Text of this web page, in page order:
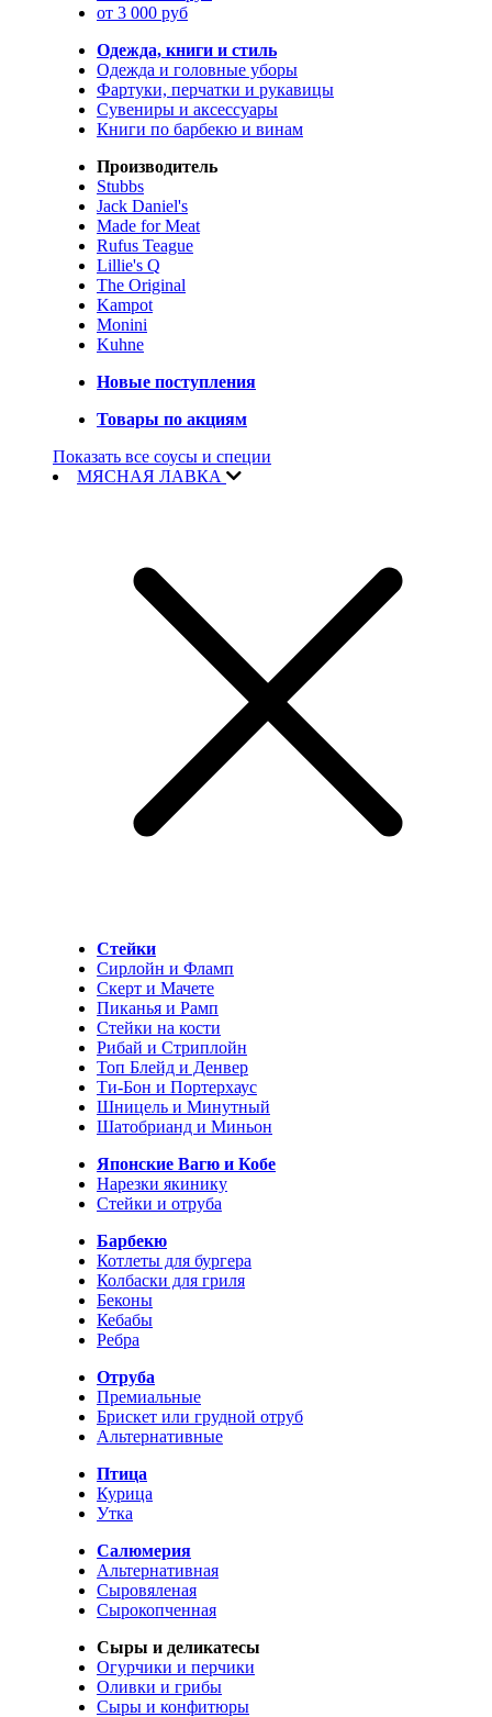
от 3 000 руб
Одежда, книги и стиль
Одежда и головные уборы
Фартуки, перчатки и рукавицы
Сувениры и аксессуары
Книги по барбекю и винам
Производитель
Stubbs
Jack Daniel's
Made for Meat
Rufus Teague
Lillie's Q
The Original
Kampot
Monini
Kuhne
Новые поступления
Товары по акциям
Показать все соусы и специи
МЯСНАЯ ЛАВКА
Стейки
Сирлойн и Фламп
Скерт и Мачете
Пиканья и Рамп
Стейки на кости
Рибай и Стриплойн
Топ Блейд и Денвер
Ти-Бон и Портерхаус
Шницель и Минутный
Шатобрианд и Миньон
Японские Вагю и Кобе
Нарезки якинику
Стейки и отруба
Барбекю
Котлеты для бургера
Колбаски для гриля
Беконы
Кебабы
Ребра
Отруба
Премиальные
Брискет или грудной отруб
Альтернативные
Птица
Курица
Утка
Салюмерия
Альтернативная
Сыровяленая
Сырокопченная
Сыры и деликатесы
Огурчики и перчики
Оливки и грибы
Сыры и конфитюры